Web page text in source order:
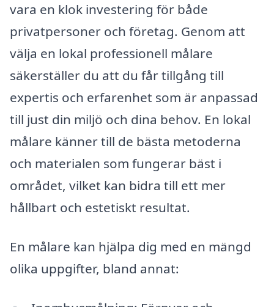
vara en klok investering för både
privatpersoner och företag. Genom att
välja en lokal professionell målare
säkerställer du att du får tillgång till
expertis och erfarenhet som är anpassad
till just din miljö och dina behov. En lokal
målare känner till de bästa metoderna
och materialen som fungerar bäst i
området, vilket kan bidra till ett mer
hållbart och estetiskt resultat.
En målare kan hjälpa dig med en mängd
olika uppgifter, bland annat: